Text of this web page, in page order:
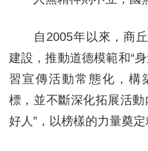
自2005年以來，商丘
建設，推動道德模範和“
習宣傳活動常態化，構
標，並不斷深化拓展活
好人”，以榜樣的力量奠定